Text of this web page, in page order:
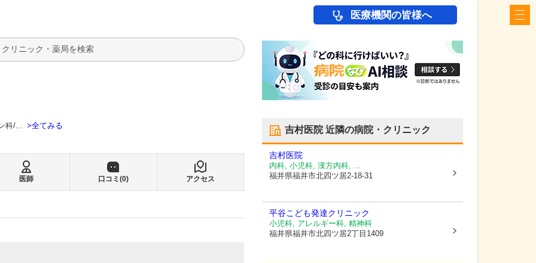
医療機関の皆様へ
検索
科 ... 全てみる
医師 口コミ(0) アクセス
吉村医院近隣の病院・クリニック
吉村医院
内科, 小児科, 漢方内科, ...
福井県福井市北四ツ居2-18-31
平谷こども発達クリニック
小児科, アレルギー科, 精神科
福井県福井市北四ツ居2丁目1409